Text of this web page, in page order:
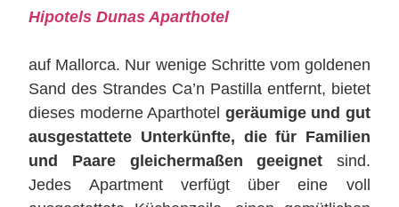
Hipotels Dunas Aparthotel
auf Mallorca. Nur wenige Schritte vom goldenen
Sand des Strandes Ca’n Pastilla entfernt, bietet
dieses moderne Aparthotel geräumige und gut
ausgestattete Unterkünfte, die für Familien
und Paare gleichermaßen geeignet sind.
Jedes Apartment verfügt über eine voll